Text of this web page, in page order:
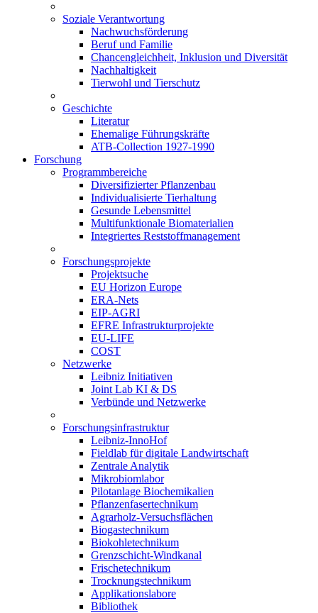
Soziale Verantwortung
Nachwuchsförderung
Beruf und Familie
Chancengleichheit, Inklusion und Diversität
Nachhaltigkeit
Tierwohl und Tierschutz
Geschichte
Literatur
Ehemalige Führungskräfte
ATB-Collection 1927-1990
Forschung
Programmbereiche
Diversifizierter Pflanzenbau
Individualisierte Tierhaltung
Gesunde Lebensmittel
Multifunktionale Biomaterialien
Integriertes Reststoffmanagement
Forschungsprojekte
Projektsuche
EU Horizon Europe
ERA-Nets
EIP-AGRI
EFRE Infrastrukturprojekte
EU-LIFE
COST
Netzwerke
Leibniz Initiativen
Joint Lab KI & DS
Verbünde und Netzwerke
Forschungsinfrastruktur
Leibniz-InnoHof
Fieldlab für digitale Landwirtschaft
Zentrale Analytik
Mikrobiomlabor
Pilotanlage Biochemikalien
Pflanzenfasertechnikum
Agrarholz-Versuchsflächen
Biogastechnikum
Biokohletechnikum
Grenzschicht-Windkanal
Frischetechnikum
Trocknungstechnikum
Applikationslabore
Bibliothek